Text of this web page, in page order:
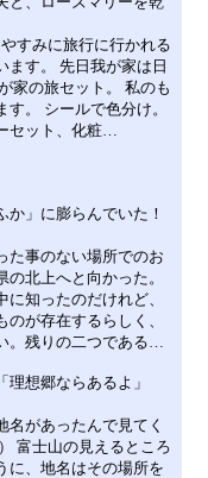
すみに旅行に行かれる
ます。 先日我が家は日
家の旅セット。 私のも
。 シールで色分け。
セット、化粧…
」に膨らんでいた！
た事のない場所でのお
北上へと向かった。
知ったのだけれど、
のが存在するらしく、
。残りの二つである…
想郷ならあるよ」
名があったんで見てく
富士山の見えるところ
に、地名はその場所を